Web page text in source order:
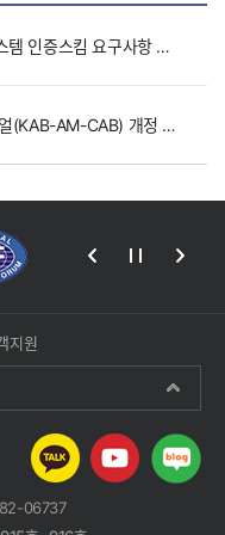
원자력공급망품질경영시스템 인증스킴 요구사항 개정 공고
적합성평가기관 인정매뉴얼(KAB-AM-CAB) 개정 공고
지원
06737